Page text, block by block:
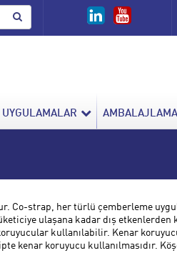
UYGULAMALAR
Co-strap, her türlü çemberleme
ulaşana kadar dış
kullanılabilir. Kenar
kenar koruyucu kullanılmasıdır.